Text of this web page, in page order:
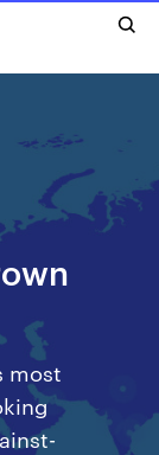
most